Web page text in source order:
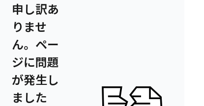
申し訳あ
りませ
ん。ペー
ジに問題
が発生し
ました